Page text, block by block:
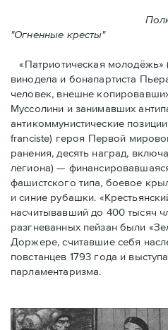
"Огненные кресты"
«Патриотическая молодёжь»
винодела и бонапартиста
человек, внешне
Муссолини и занимавших
антикоммунистические
franciste) героя Первой
ранения, десять наград,
легиона) —
фашистского типа, боевое
и синие рубашки.
насчитывавший до 400 тысяч
разгневанных пейзан были
Доржере, считавшие себя
повстанцев 1793 года и
парламентаризма.